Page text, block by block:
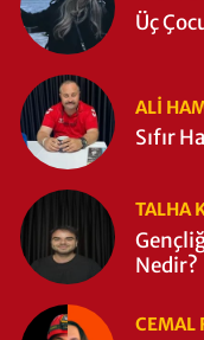
Üç
ALI
Sıfır
TALHA
Nedir?
CEMAL